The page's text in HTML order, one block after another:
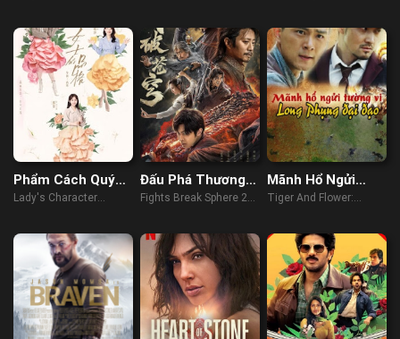
Phẩm Cách Quý
Cô
Lady's Character
Đấu Phá Thương
Khung: Thức Tỉnh
Fights Break Sphere 2
Mãnh Hổ Ngửi
Tường Vi: Long
Tiger And Flower: